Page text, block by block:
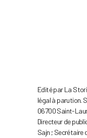
Edité par La
légal à parution.
06700 Saint-
Directeur de
Sajn ; Secrétaire